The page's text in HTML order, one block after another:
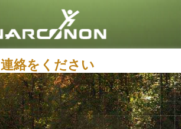
デンマーク語
ドイツ語
ギリシャ語
スペイン語（ラテン）
フランス語
連絡をください